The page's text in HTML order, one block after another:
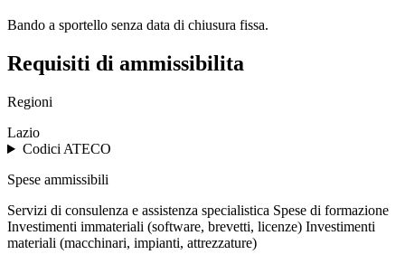
Bando a sportello senza data di chiusura fissa.
Requisiti di ammissibilita
Regioni
Lazio
Codici ATECO
Spese ammissibili
Servizi di consulenza e assistenza specialistica Spese di formazione
Investimenti immateriali (software, brevetti, licenze) Investimenti
materiali (macchinari, impianti, attrezzature)